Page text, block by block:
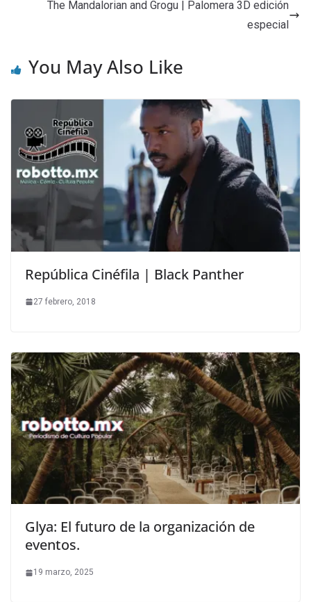
The Mandalorian and Grogu | Palomera 3D edición
especial
You May Also Like
República Cinéfila | Black Panther
27 febrero, 2018
Glya: El futuro de la organización de
eventos.
19 marzo, 2025